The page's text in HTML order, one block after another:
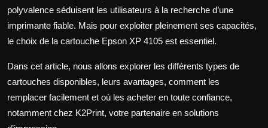
polyvalence séduisent les utilisateurs à la recherche d’une
imprimante fiable. Mais pour exploiter pleinement ses capacités,
le choix de la cartouche Epson XP 4105 est essentiel.
Dans cet article, nous allons explorer les différents types de
cartouches disponibles, leurs avantages, comment les
remplacer facilement et où les acheter en toute confiance,
notamment chez K2Print, votre partenaire en solutions